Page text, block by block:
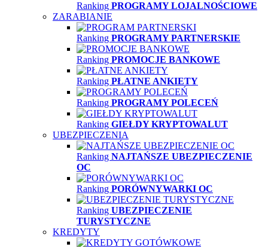
Ranking PROGRAMY LOJALNOŚCIOWE
ZARABIANIE
Ranking PROGRAMY PARTNERSKIE
Ranking PROMOCJE BANKOWE
Ranking PŁATNE ANKIETY
Ranking PROGRAMY POLECEŃ
Ranking GIEŁDY KRYPTOWALUT
UBEZPIECZENIA
Ranking NAJTAŃSZE UBEZPIECZENIE
OC
Ranking PORÓWNYWARKI OC
Ranking UBEZPIECZENIE
TURYSTYCZNE
KREDYTY